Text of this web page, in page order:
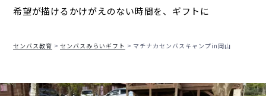
希望が描けるかけがえのない時間を、ギフトに
センバス教育 センバスみらいギフト マチナカセンバスキャンプin岡山